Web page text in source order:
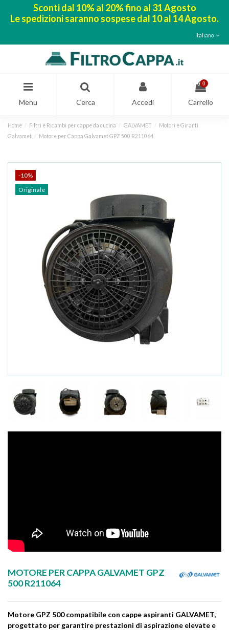
Sconti dal 10% al 20% fino al 31 Agosto
Le spedizioni saranno sospese dal 10 al 14 Agosto.
Italiano
Menu Cerca Accedi
0
Carrello
Home Filtri e Ricambi per cappe da cucina GALVAMET
Motori e Giranti
Galvamet
Motore per Cappa Galvamet GPZ 500 R211064
-10%
Originale
MOTORE PER CAPPA GALVAMET GPZ
500 R211064
Motore GPZ 500 compatibile con cappe aspiranti GALVAMET,
progettato per garantire prestazioni di aspirazione elevate e